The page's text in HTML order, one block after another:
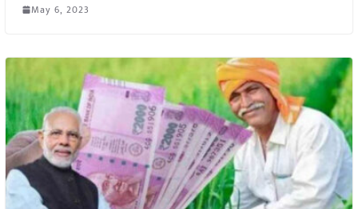
May 6, 2023